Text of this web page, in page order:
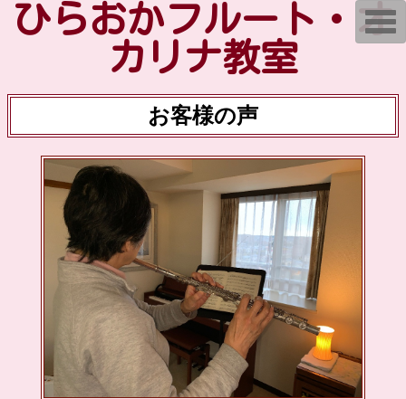
ひらおかフルート・オ
カリナ教室
お客様の声
T
o
g
n
i